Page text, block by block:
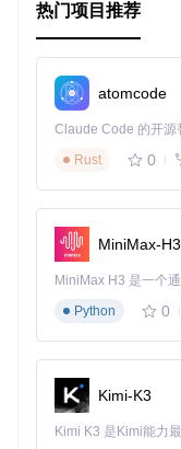
热门项目推荐
atomcode
Rust
0
MiniMax-H3
Python
0
Kimi-K3